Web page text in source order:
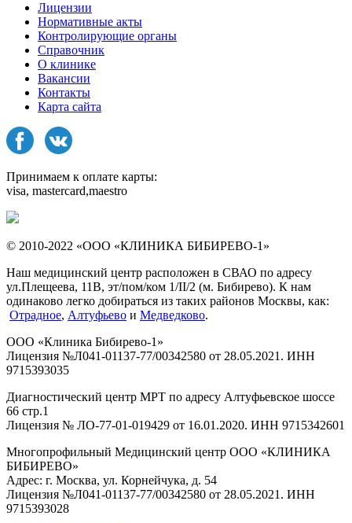
Лицензии
Нормативные акты
Контролирующие органы
Справочник
О клинике
Вакансии
Контакты
Карта сайта
Принимаем к оплате карты:
visa, mastercard,maestro
© 2010-2022 «ООО «КЛИНИКА БИБИРЕВО-1»
Наш медицинский центр расположен в СВАО по адресу
ул.Плещеева, 11В, эт/пом/ком 1/II/2 (м. Бибирево). К нам
одинаково легко добираться из таких районов Москвы, как:
Отрадное, Алтуфьево и Медведково.
ООО «Клиника Бибирево-1»
Лицензия №Л041-01137-77/00342580 от 28.05.2021. ИНН
9715393035
Диагностический центр МРТ по адресу Алтуфьевское шоссе
66 стр.1
Лицензия № ЛО-77-01-019429 от 16.01.2020. ИНН 9715342601
Многопрофильный Медицинский центр ООО «КЛИНИКА
БИБИРЕВО»
Адрес: г. Москва, ул. Корнейчука, д. 54
Лицензия №Л041-01137-77/00342580 от 28.05.2021. ИНН
9715393028